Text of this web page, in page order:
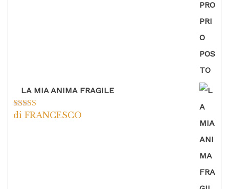
LA MIA ANIMA FRAGILE
Valutato5su
di FRANCESCO